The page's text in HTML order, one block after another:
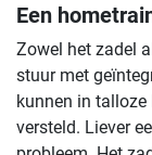
Een
Zowel het zadel
stuur met
kunnen in
versteld. Liever